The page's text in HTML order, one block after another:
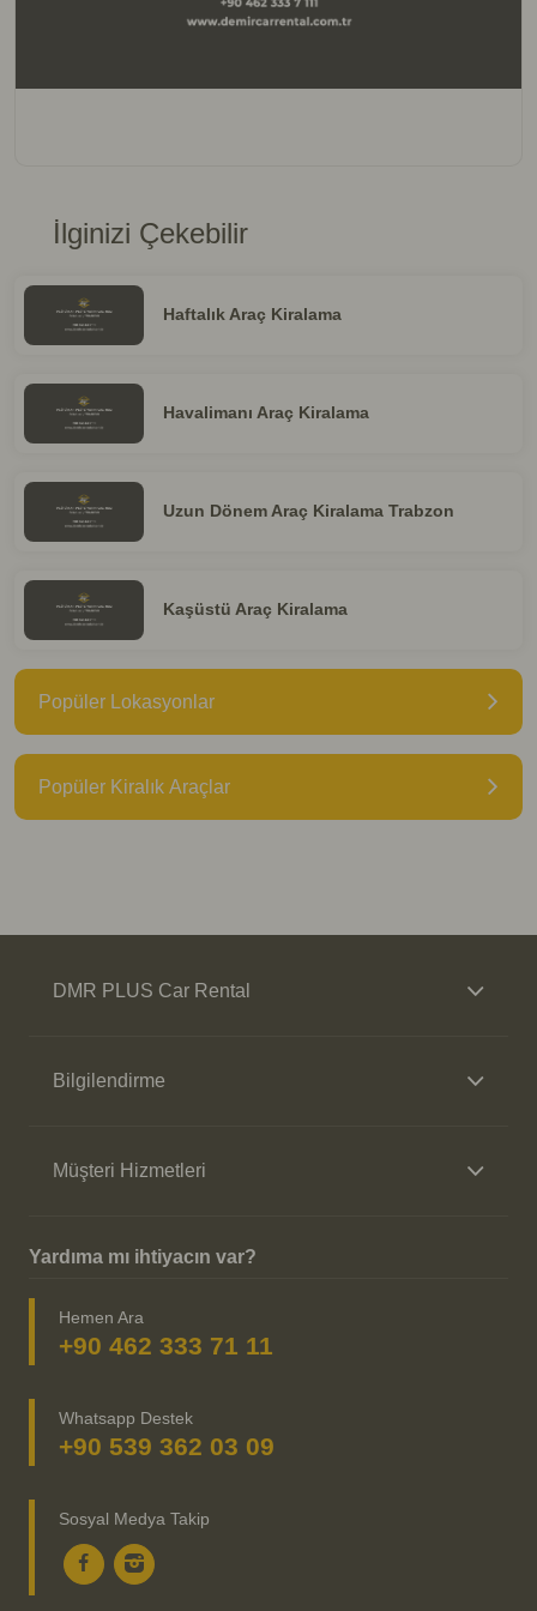
İlginizi Çekebilir
Haftalık Araç Kiralama
Havalimanı Araç Kiralama
Uzun Dönem Araç Kiralama Trabzon
Kaşüstü Araç Kiralama
Popüler Lokasyonlar
Popüler Kiralık Araçlar
DMR PLUS Car Rental
Bilgilendirme
Müşteri Hizmetleri
Yardıma mı ihtiyacın var?
Hemen Ara
+90 462 333 71 11
Whatsapp Destek
+90 539 362 03 09
Sosyal Medya Takip